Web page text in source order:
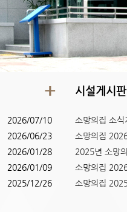
2026/07/10
2026/06/23
2026/01/28
2026/01/09
2025/12/26
시설게시판